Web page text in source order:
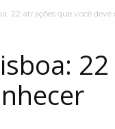
22 atrações que você deve